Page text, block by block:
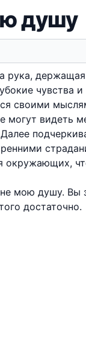
душу
рука,
чувства
своими
могут видеть
окружающих,
мою душу. Вы
достаточно.